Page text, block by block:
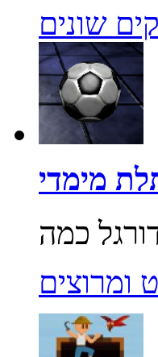
שונים
מימדי
ומרוצים